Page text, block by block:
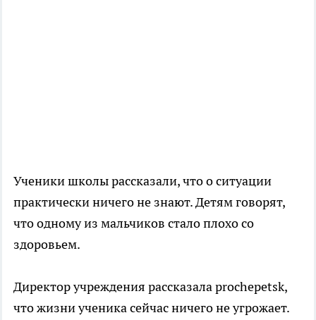
Ученики школы рассказали, что о ситуации
практически ничего не знают. Детям говорят,
что одному из мальчиков стало плохо со
здоровьем.
Директор учреждения рассказала prochepetsk,
что жизни ученика сейчас ничего не угрожает.